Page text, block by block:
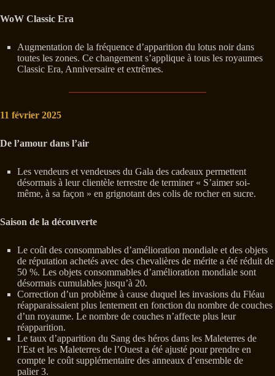
WoW Classic Era
Augmentation de la fréquence d’apparition du lotus noir dans
toutes les zones. Ce changement s’applique à tous les royaumes
Classic Era, Anniversaire et extrêmes.
11 février 2025
De l’amour dans l’air
Les vendeurs et vendeuses du Gala des cadeaux permettent
désormais à leur clientèle terrestre de terminer « S’aimer soi-
même, à sa façon » en grignotant des colis de rocher en sucre.
Saison de la découverte
Le coût des consommables d’amélioration mondiale et des objets
de réputation achetés avec des chevalières de mérite a été réduit de
50 %. Les objets consommables d’amélioration mondiale sont
désormais cumulables jusqu’à 20.
Correction d’un problème à cause duquel les invasions du Fléau
réapparaissaient plus lentement en fonction du nombre de couches
d’un royaume. Le nombre de couches n’affecte plus leur
réapparition.
Le taux d’apparition du Sang des héros dans les Maleterres de
l’Est et les Maleterres de l’Ouest a été ajusté pour prendre en
compte le coût supplémentaire des anneaux d’ensemble de
palier 3.